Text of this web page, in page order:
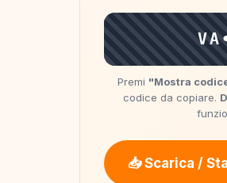
Premi "Mostra
codice da copiare.
📥 Scarica /